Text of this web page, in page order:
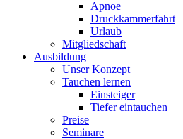
Apnoe
Druckkammerfahrt
Urlaub
Mitgliedschaft
Ausbildung
Unser Konzept
Tauchen lernen
Einsteiger
Tiefer eintauchen
Preise
Seminare